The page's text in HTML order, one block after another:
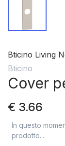
Bticino Living
Bticino
Cover
€ 3.66
In questo
prodotto...